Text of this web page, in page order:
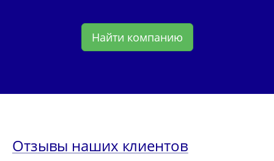
Найти компанию
Отзывы наших клиентов